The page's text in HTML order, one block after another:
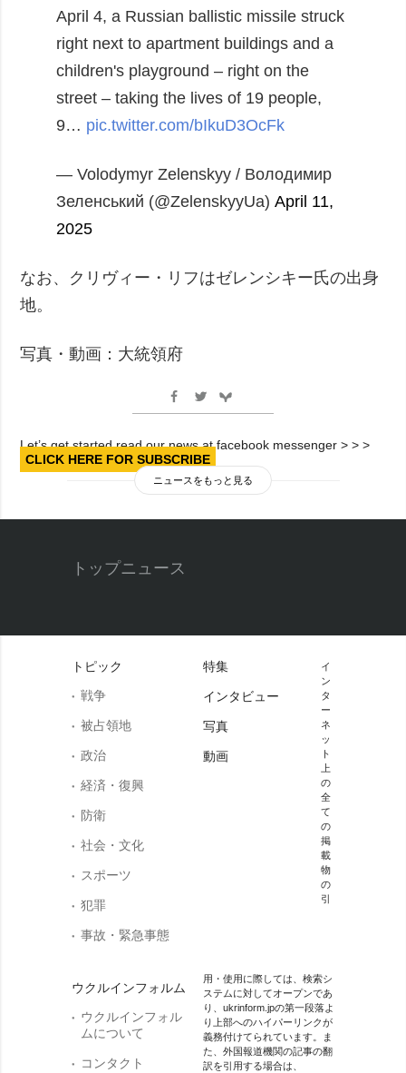
April 4, a Russian ballistic missile struck
right next to apartment buildings and a
children's playground – right on the
street – taking the lives of 19 people,
9… pic.twitter.com/bIkuD3OcFk
— Volodymyr Zelenskyy / Володимир
Зеленський (@ZelenskyyUa)April 11,
2025
なお、クリヴィー・リフはゼレンシキー氏の出身
地。
写真・動画：大統領府
Let’s get started read our news at facebook messenger > > >
CLICK HERE FOR SUBSCRIBE
ニュースをもっと見る
トップニュース
トピック
戦争
被占領地
政治
経済・復興
防衛
社会・文化
スポーツ
犯罪
事故・緊急事態
ウクルインフォルム
ウクルインフォル
ムについて
コンタクト
特集
インタビュー
写真
動画
イ
ン
タ
ー
ネ
ッ
ト
上
の
全
て
の
掲
載
物
の
引
用・使用に際しては、検索シ
ステムに対してオープンであ
り、ukrinform.jpの第一段落よ
り上部へのハイパーリンクが
義務付けてられています。ま
た、外国報道機関の記事の翻
訳を引用する場合は、